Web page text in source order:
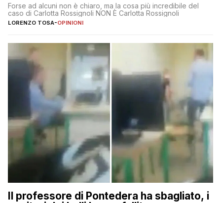
Forse ad alcuni non è chiaro, ma la cosa più incredibile del
caso di Carlotta Rossignoli NON È Carlotta Rossignoli
LORENZO TOSA-OPINIONI
Il professore di Pontedera ha sbagliato, i